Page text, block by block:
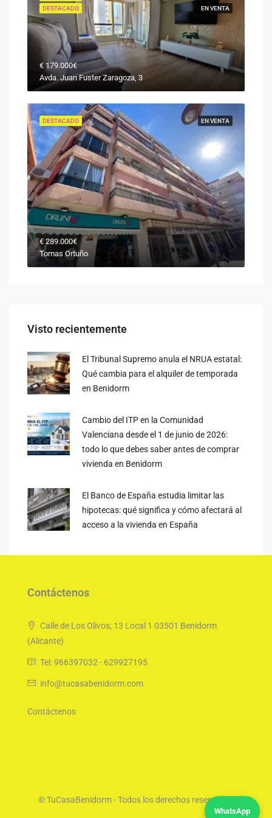
EN VENTA
DESTACADO
€179.000€
Avda. Juan Fuster Zaragoza, 3
EN VENTA
DESTACADO
€ 289.000€
Tomas Ortuño
Visto recientemente
El Tribunal Supremo anula el NRUA estatal:
Qué cambia para el alquiler de temporada
en Benidorm
Cambio del ITP en la Comunidad
Valenciana desde el 1 de junio de 2026:
todo lo que debes saber antes de comprar
vivienda en Benidorm
El Banco de España estudia limitar las
hipotecas: qué significa y cómo afectará al
acceso a la vivienda en España
Contáctenos
Calle de Los Olivos, 13 Local 1 03501 Benidorm
(Alicante)
Tel: 966397032 - 629927195
info@tucasabenidorm.com
Contáctenos
WhatsApp
© TuCasaBenidorm - Todos los derechos reservados